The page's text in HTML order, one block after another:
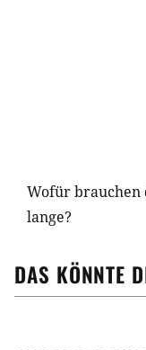
Wofür brauchen
lange?
DAS KÖNNTE